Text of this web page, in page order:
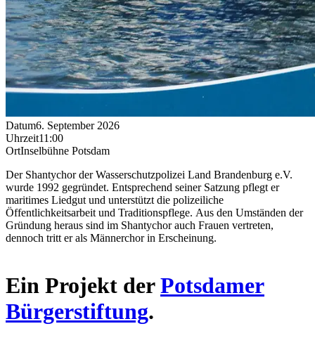
Datum6. September 2026
Uhrzeit11:00
OrtInselbühne Potsdam
Der Shantychor der Wasserschutzpolizei Land Brandenburg e.V.
wurde 1992 gegründet. Entsprechend seiner Satzung pflegt er
maritimes Liedgut und unterstützt die polizeiliche
Öffentlichkeitsarbeit und Traditionspflege. Aus den Umständen der
Gründung heraus sind im Shantychor auch Frauen vertreten,
dennoch tritt er als Männerchor in Erscheinung.
Ein Projekt der Potsdamer
Bürgerstiftung.